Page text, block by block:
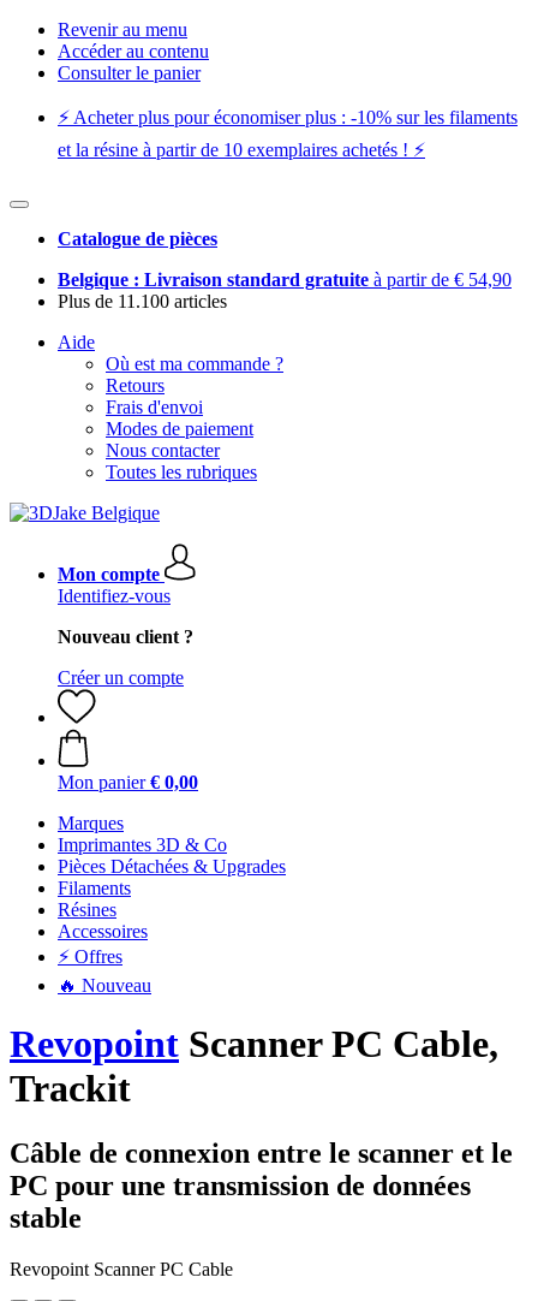
Revenir au menu
Accéder au contenu
Consulter le panier
⚡️ Acheter plus pour économiser plus : -10% sur les filaments
et la résine à partir de 10 exemplaires achetés ! ⚡️
Catalogue de pièces
Belgique : Livraison standard gratuite à partir de € 54,90
Plus de 11.100 articles
Aide
Où est ma commande ?
Retours
Frais d'envoi
Modes de paiement
Nous contacter
Toutes les rubriques
Mon compte
Identifiez-vous
Nouveau client ?
Créer un compte
Mon panier € 0,00
Marques
Imprimantes 3D & Co
Pièces Détachées & Upgrades
Filaments
Résines
Accessoires
⚡ Offres
🔥 Nouveau
Revopoint Scanner PC Cable,
Trackit
Câble de connexion entre le scanner et le
PC pour une transmission de données
stable
Revopoint Scanner PC Cable